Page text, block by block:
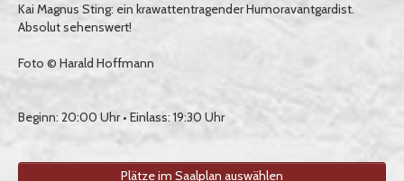
Kai Magnus Sting: ein krawattentragender Humoravantgardist.
Absolut sehenswert!
Foto © Harald Hoffmann
Beginn: 20:00 Uhr • Einlass: 19:30 Uhr
Plätze im Saalplan auswählen